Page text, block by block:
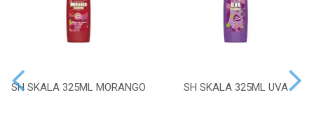
SH SKALA 325ML MORANGO SH SKALA 325ML UVA